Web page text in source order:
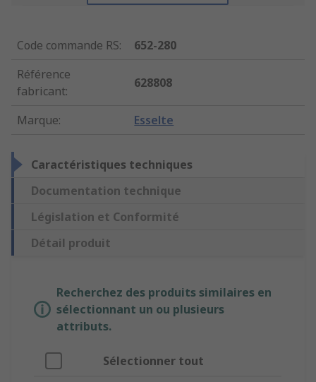
Code commande RS:
652-280
Référence
fabricant:
628808
Marque: Esselte
Caractéristiques techniques
Documentation technique
Législation et Conformité
Détail produit
Recherchez des produits similaires en
sélectionnant un ou plusieurs
attributs.
Sélectionner tout